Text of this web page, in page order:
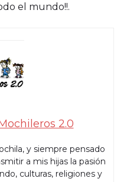
el mundo!!.
2.0
y siempre pensado
a mis hijas la pasión
culturas, religiones y